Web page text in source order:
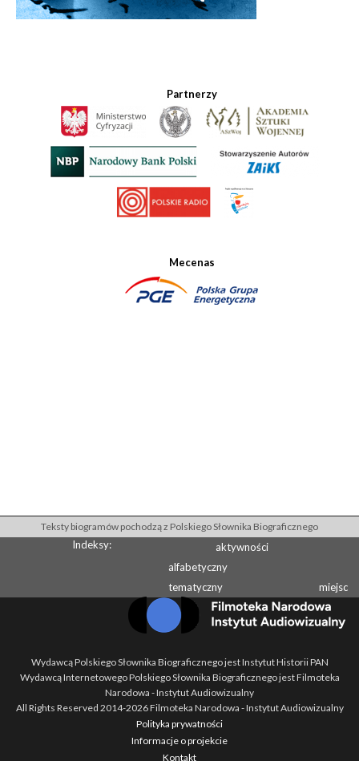
Partnerzy
Mecenas
Teksty biogramów pochodzą z Polskiego Słownika Biograficznego
Indeksy:
aktywności
alfabetyczny
tematyczny
miejsc
Wydawcą Polskiego Słownika Biograficznego jest Instytut Historii PAN
Wydawcą Internetowego Polskiego Słownika Biograficznego jest Filmoteka
Narodowa - Instytut Audiowizualny
All Rights Reserved 2014-2026Filmoteka Narodowa - Instytut Audiowizualny
Polityka prywatności
Informacje o projekcie
Kontakt